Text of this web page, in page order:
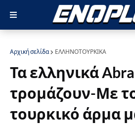
Αρχική σελίδα ΕΛΛΗΝΟΤΟΥΡΚΙΚΑ
Τα ελληνικά
τρομάζουν-Με
τουρκικό άρμα